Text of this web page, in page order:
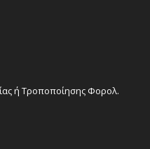
ή Τροποποίησης Φορολ.